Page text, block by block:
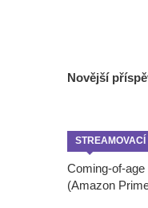
Novější
STREAMOVACÍ
Coming-of-
(Amazon